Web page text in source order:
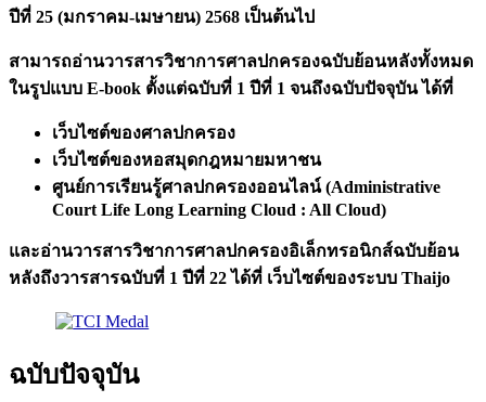
ปีที่ 25 (มกราคม-เมษายน) 2568 เป็นต้นไป
สามารถอ่านวารสารวิชาการศาลปกครองฉบับย้อนหลังทั้งหมด
ในรูปแบบ E-book ตั้งแต่ฉบับที่ 1 ปีที่ 1 จนถึงฉบับปัจจุบัน ได้ที่
เว็บไซต์ของศาลปกครอง
เว็บไซต์ของหอสมุดกฎหมายมหาชน
ศูนย์การเรียนรู้ศาลปกครองออนไลน์ (Administrative
Court Life Long Learning Cloud : All Cloud)
และอ่านวารสารวิชาการศาลปกครองอิเล็กทรอนิกส์ฉบับย้อน
หลังถึงวารสารฉบับที่ 1 ปีที่ 22 ได้ที่ เว็บไซต์ของระบบ Thaijo
ฉบับปัจจุบัน